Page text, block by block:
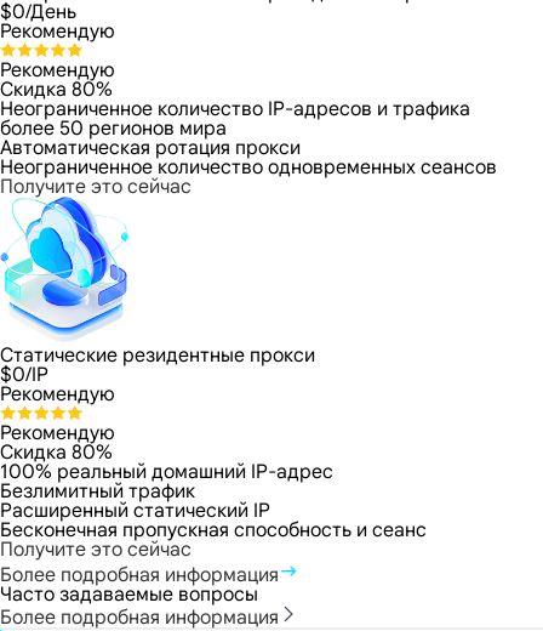
$0/День
Рекомендую
Рекомендую
Скидка 80%
Неограниченное количество IP-адресов и трафика
более 50 регионов мира
Автоматическая ротация прокси
Неограниченное количество одновременных сеансов
Получите это сейчас
Статические резидентные прокси
$0/IP
Рекомендую
Рекомендую
Скидка 80%
100% реальный домашний IP-адрес
Безлимитный трафик
Расширенный статический IP
Бесконечная пропускная способность и сеанс
Получите это сейчас
Более подробная информация
Часто задаваемые вопросы
Более подробная информация